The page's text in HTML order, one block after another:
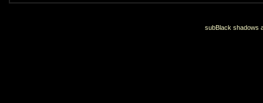
subBlack shadows